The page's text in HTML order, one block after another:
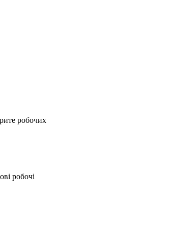
робочих
робочі